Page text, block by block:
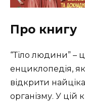
Про книгу
“Тіло людини” –
енциклопедія,
відкрити
організму. У цій